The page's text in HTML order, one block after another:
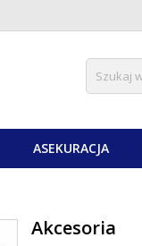
ASEKURACJA
Akcesoria